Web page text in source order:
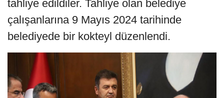
tahliye edildiler. Tahliye olan belediye
çalışanlarına 9 Mayıs 2024 tarihinde
belediyede bir kokteyl düzenlendi.